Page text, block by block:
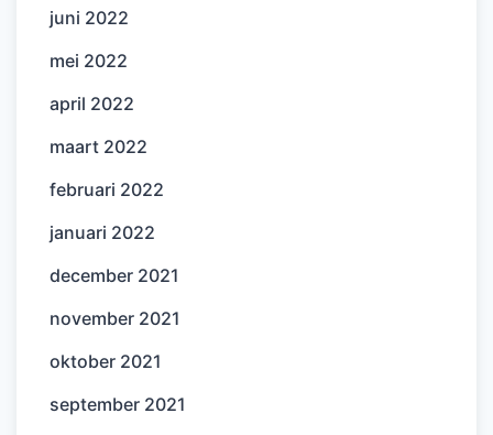
juni 2022
mei 2022
april 2022
maart 2022
februari 2022
januari 2022
december 2021
november 2021
oktober 2021
september 2021